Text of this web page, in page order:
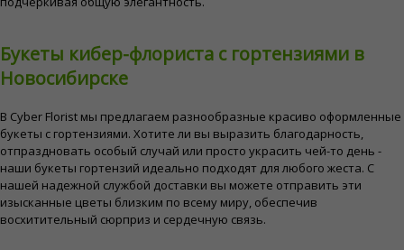
Букеты кибер-флориста с гортензиями в
Новосибирске
В Cyber ​​Florist мы предлагаем разнообразные красиво оформленные
букеты с гортензиями. Хотите ли вы выразить благодарность,
отпраздновать особый случай или просто украсить чей-то день -
наши букеты гортензий идеально подходят для любого жеста. С
нашей надежной службой доставки вы можете отправить эти
изысканные цветы близким по всему миру, обеспечив
восхитительный сюрприз и сердечную связь.